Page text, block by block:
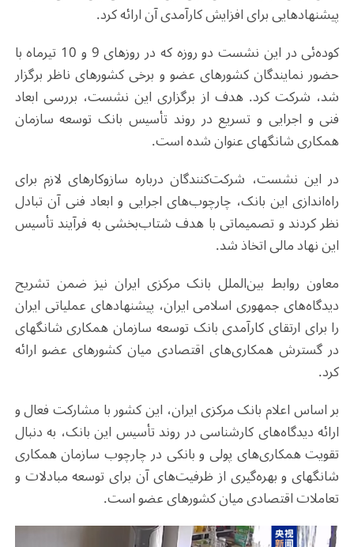
پیشنهادهایی برای افزایش کارآمدی آن ارائه کرد.
کوده‌ئی در این نشست دو روزه که در روزهای 9 و 10 تیرماه با
حضور نمایندگان کشورهای عضو و برخی کشورهای ناظر برگزار
شد، شرکت کرد. هدف از برگزاری این نشست، بررسی ابعاد
فنی و اجرایی و تسریع در روند تأسیس بانک توسعه سازمان
همکاری شانگهای عنوان شده است.
در این نشست، شرکت‌کنندگان درباره سازوکارهای لازم برای
راه‌اندازی این بانک، چارچوب‌های اجرایی و ابعاد فنی آن تبادل
نظر کردند و تصمیماتی با هدف شتاب‌بخشی به فرآیند تأسیس
این نهاد مالی اتخاذ شد.
معاون روابط بین‌الملل بانک مرکزی ایران نیز ضمن تشریح
دیدگاه‌های جمهوری اسلامی ایران، پیشنهادهای عملیاتی ایران
را برای ارتقای کارآمدی بانک توسعه سازمان همکاری شانگهای
در گسترش همکاری‌های اقتصادی میان کشورهای عضو ارائه
کرد.
بر اساس اعلام بانک مرکزی ایران، این کشور با مشارکت فعال و
ارائه دیدگاه‌های کارشناسی در روند تأسیس این بانک، به دنبال
تقویت همکاری‌های پولی و بانکی در چارچوب سازمان همکاری
شانگهای و بهره‌گیری از ظرفیت‌های آن برای توسعه مبادلات و
تعاملات اقتصادی میان کشورهای عضو است.